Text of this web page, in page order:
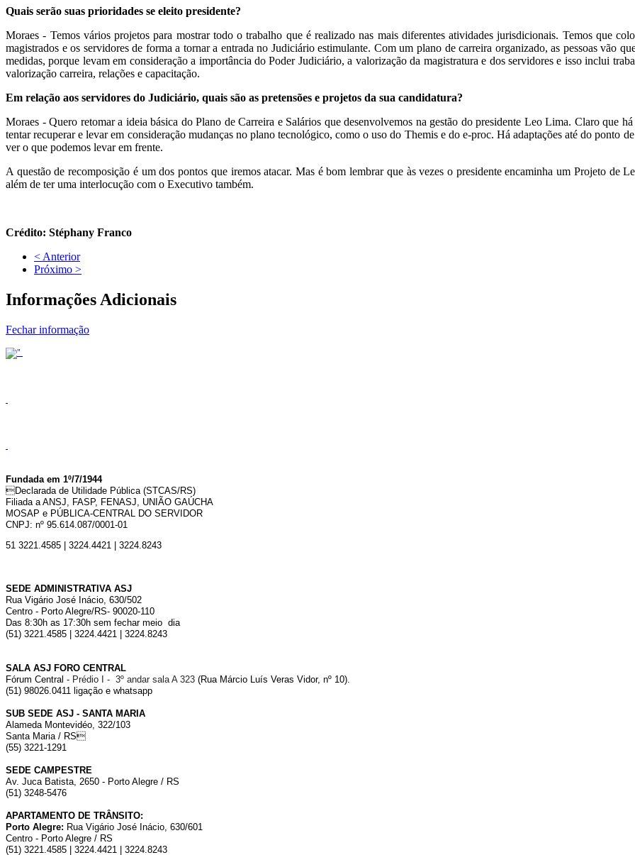
Quais serão suas prioridades se eleito presidente?
Moraes - Temos vários projetos para mostrar todo o trabalho que é realizado nas mais diferentes atividades jurisdicionais. Temos que
magistrados e os servidores de forma a tornar a entrada no Judiciário estimulante. Com um plano de carreira organizado, as pessoas vão
medidas, porque levam em consideração a importância do Poder Judiciário, a valorização da magistratura e dos servidores e isso inclui
valorização carreira, relações e capacitação.
Em relação aos servidores do Judiciário, quais são as pretensões e projetos da sua candidatura?
Moraes - Quero retomar a ideia básica do Plano de Carreira e Salários que desenvolvemos na gestão do presidente Leo Lima. Claro que
tentar recuperar e levar em consideração mudanças no plano tecnológico, como o uso do Themis e do e-proc. Há adaptações até do ponto
ver o que podemos levar em frente.
A questão de recomposição é um dos pontos que iremos atacar. Mas é bom lembrar que às vezes o presidente encaminha um Projeto de
além de ter uma interlocução com o Executivo também.
Crédito: Stéphany Franco
< Anterior
Próximo >
Informações Adicionais
Fechar informação
Fundada em 1º/7/1944
Declarada de Utilidade Pública (STCAS/RS)
Filiada a ANSJ, FASP, FENASJ, UNIÃO GAÚCHA
MOSAP e PÚBLICA-CENTRAL DO SERVIDOR
CNPJ: nº 95.614.087/0001-01
51 3221.4585 | 3224.4421 | 3224.8243
SEDE ADMINISTRATIVA ASJ
Rua Vigário José Inácio, 630/502
Centro - Porto Alegre/RS- 90020-110
Das 8:30h as 17:30h sem fechar meio dia
(51) 3221.4585 | 3224.4421 | 3224.8243
SALA ASJ FORO CENTRAL
Fórum Central - Prédio I - 3º andar sala A 323 (Rua Márcio Luís Veras Vidor, nº 10).
(51) 98026.0411 ligação e whatsapp
SUB SEDE ASJ - SANTA MARIA
Alameda Montevidéo, 322/103
Santa Maria / RS
(55) 3221-1291
SEDE CAMPESTRE
Av. Juca Batista, 2650 - Porto Alegre / RS
(51) 3248-5476
APARTAMENTO DE TRÂNSITO:
Porto Alegre: Rua Vigário José Inácio, 630/601
Centro - Porto Alegre / RS
(51) 3221.4585 | 3224.4421 | 3224.8243